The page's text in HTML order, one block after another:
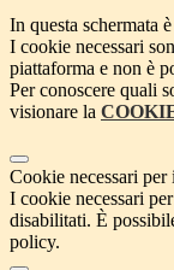
In questa schermata
I cookie necessari
piattaforma e non è
Per conoscere quali
visionare la
Cookie necessari
I cookie necessari
disabilitati. È
policy.